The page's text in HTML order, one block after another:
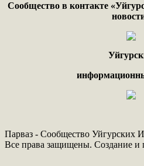
Сообщество в контакте
Парваз - Сообщество Уйгурских
Все права защищены. Создание и